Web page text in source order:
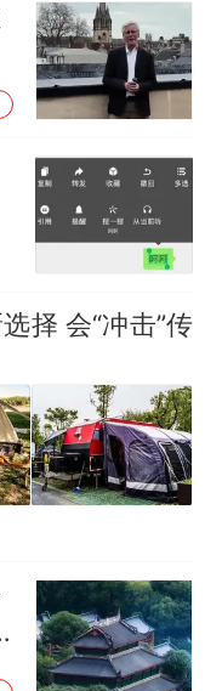
择 会“冲击”传